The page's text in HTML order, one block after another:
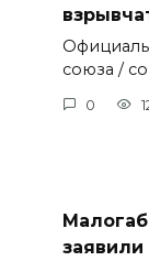
союза /
0